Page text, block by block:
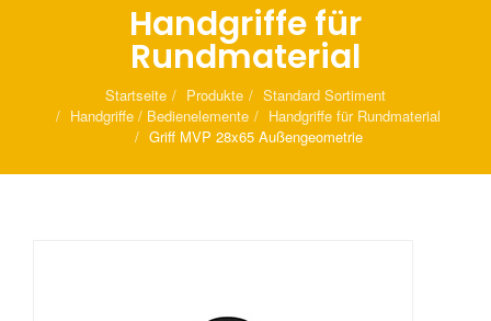
Handgriffe für
Rundmaterial
Startseite Produkte
Standard Sortiment
Handgriffe / Bedienelemente
Handgriffe für Rundmaterial
Griff MVP 28x65 Außengeometrie